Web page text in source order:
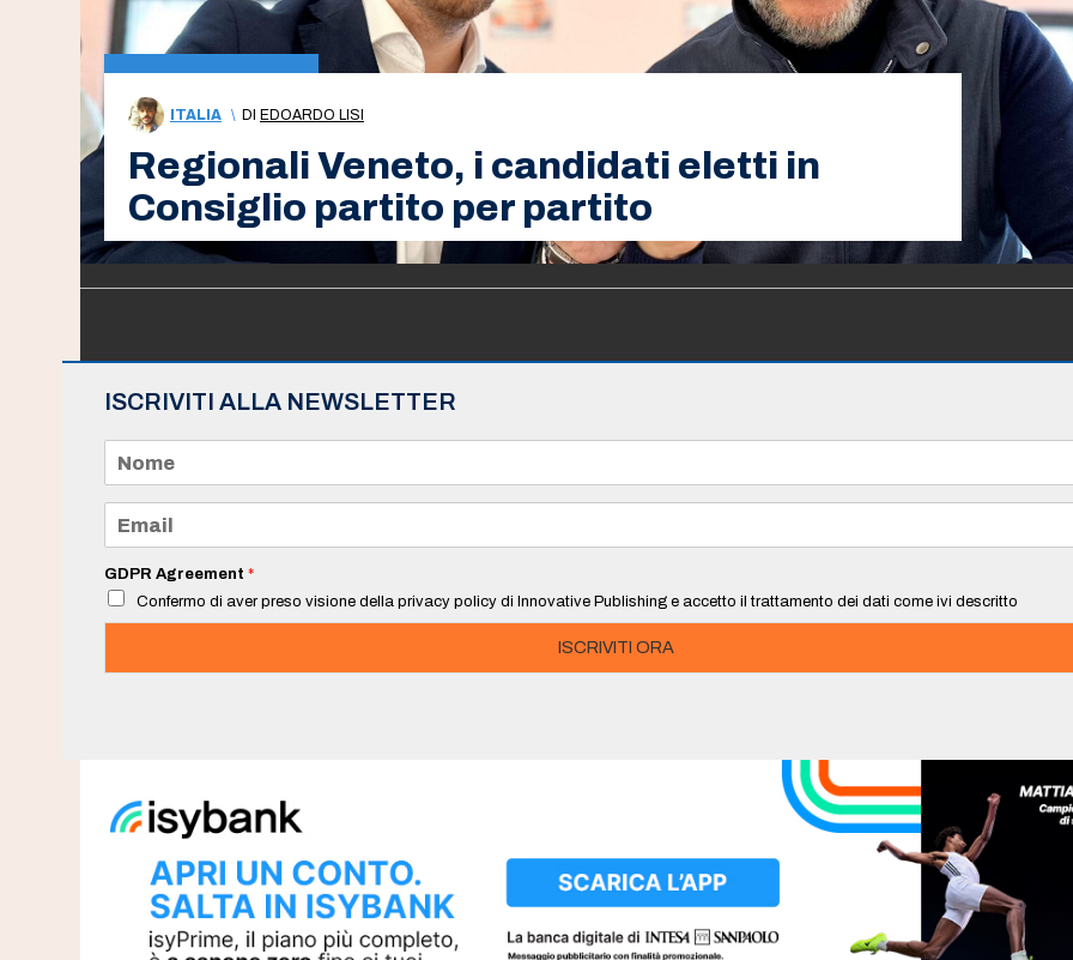
ITALIA \ DI EDOARDO LISI
Regionali Veneto, i candidati eletti in
Consiglio partito per partito
ISCRIVITI ALLA NEWSLETTER
m
e
a
i
*
GDPR Agreement *
Confermo di aver preso visione della privacy policy di Innovative Publishing e accetto il trattamento dei dati come ivi descritto
ISCRIVITI ORA